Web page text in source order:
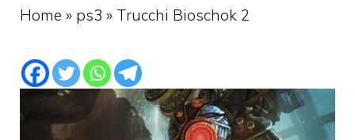
Home » ps3 » Trucchi Bioschok 2